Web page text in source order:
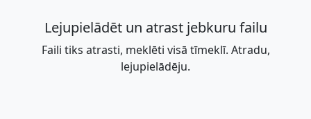
Lejupielādēt un atrast jebkuru failu
Faili tiks atrasti, meklēti visā tīmeklī. Atradu,
lejupielādēju.